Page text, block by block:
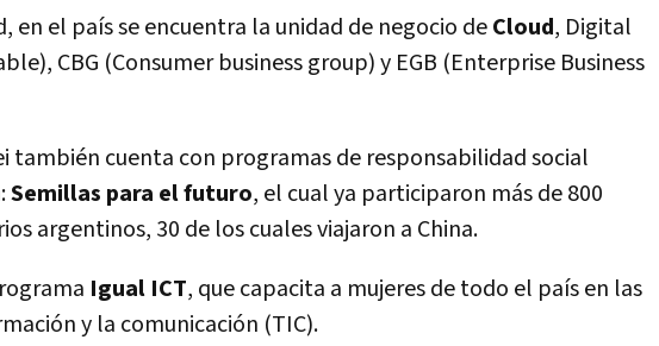
en el país se encuentra la unidad de negocio deCloud, Digital
CBG (Consumer business group) y EGB (Enterprise Business
también cuenta con programas de responsabilidad social
Semillas para el futuro, el cual ya participaron más de 800
argentinos, 30 de los cuales viajaron a China.
Igual ICT, que capacita a mujeres de todo el país en las
y la comunicación (TIC).